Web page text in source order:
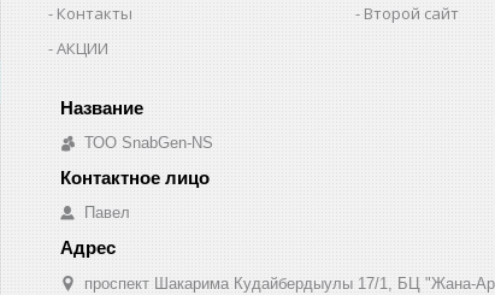
Контакты
АКЦИИ
Второй сайт
ТОО SnabGen-NS
Павел
проспект Шакарима Кудайбердыулы 17/1, БЦ "Жана-